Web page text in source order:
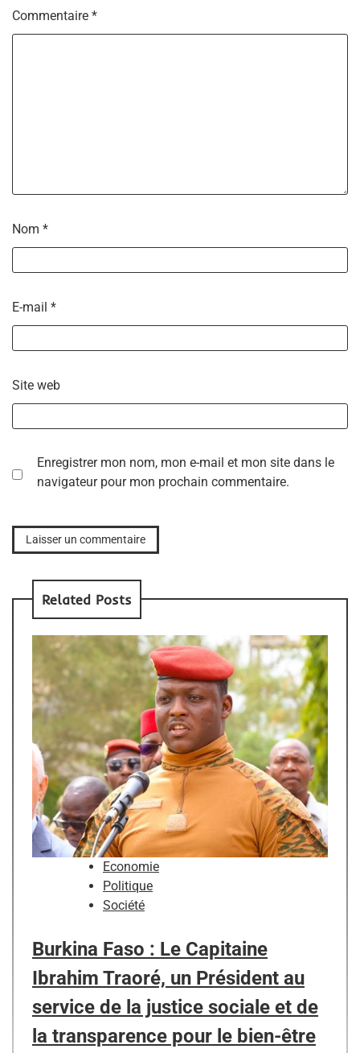
Commentaire *
Nom *
E-mail *
Site web
Enregistrer mon nom, mon e-mail et mon site dans le
navigateur pour mon prochain commentaire.
Related Posts
Economie
Politique
Société
Burkina Faso : Le Capitaine
Ibrahim Traoré, un Président au
service de la justice sociale et de
la transparence pour le bien-être